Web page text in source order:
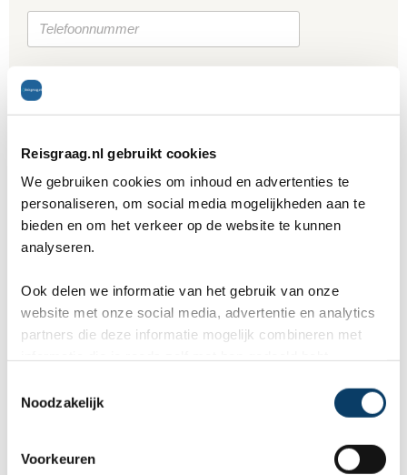
Reisgraag.nl gebruikt cookies
We gebruiken cookies om inhoud en advertenties te
personaliseren, om social media mogelijkheden aan te
bieden en om het verkeer op de website te kunnen
analyseren.
Ook delen we informatie van het gebruik van onze
website met onze social media, advertentie en analytics
partners die deze informatie mogelijk combineren met
Noodzakelijk
Voorkeuren
Geef als eerste een cijfer voor dit artikel
0,0
Deel dit artikel